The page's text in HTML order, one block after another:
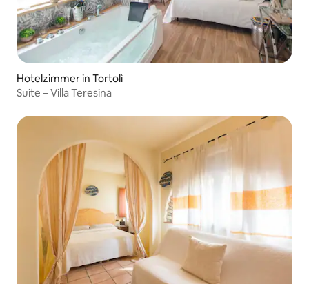
Hotelzimmer in Tortolì
Suite – Villa Teresina